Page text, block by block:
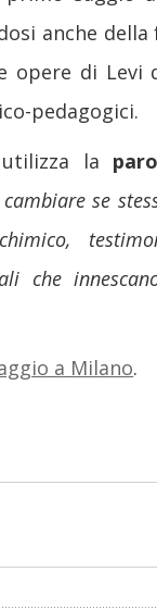
anche
opere di
pedagogici.
la
se
che
a Milano.